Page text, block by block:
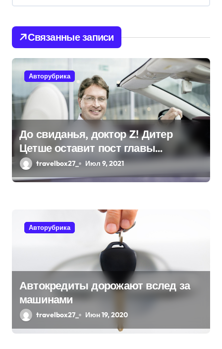
ц
и
я
п
о
з
а
п
и
Связанные записи
Авторубрика
До свиданья, доктор Z! Дитер
Цетше оставит пост главы
концерна Daimler
travelbox27_ Июл 9, 2021
Авторубрика
Автокредиты дорожают вслед за
машинами
travelbox27_ Июн 19, 2020